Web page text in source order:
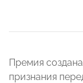
Премия
признания